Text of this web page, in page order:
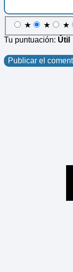
★ ★ ★
Tu puntuación: Útil